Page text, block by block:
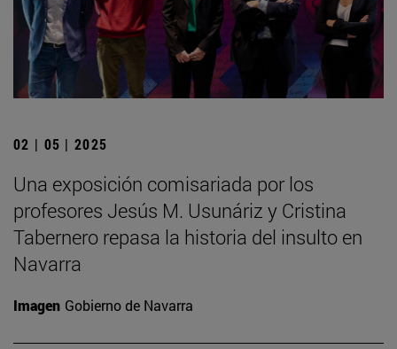
02 | 05 | 2025
Una exposición comisariada por los
profesores Jesús M. Usunáriz y Cristina
Tabernero repasa la historia del insulto en
Navarra
Imagen Gobierno de Navarra